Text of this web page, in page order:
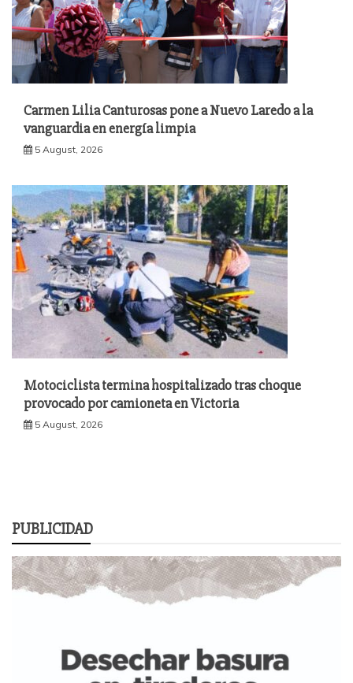
Carmen Lilia Canturosas pone a Nuevo Laredo a la
vanguardia en energía limpia
5 August, 2026
Motociclista termina hospitalizado tras choque
provocado por camioneta en Victoria
5 August, 2026
PUBLICIDAD